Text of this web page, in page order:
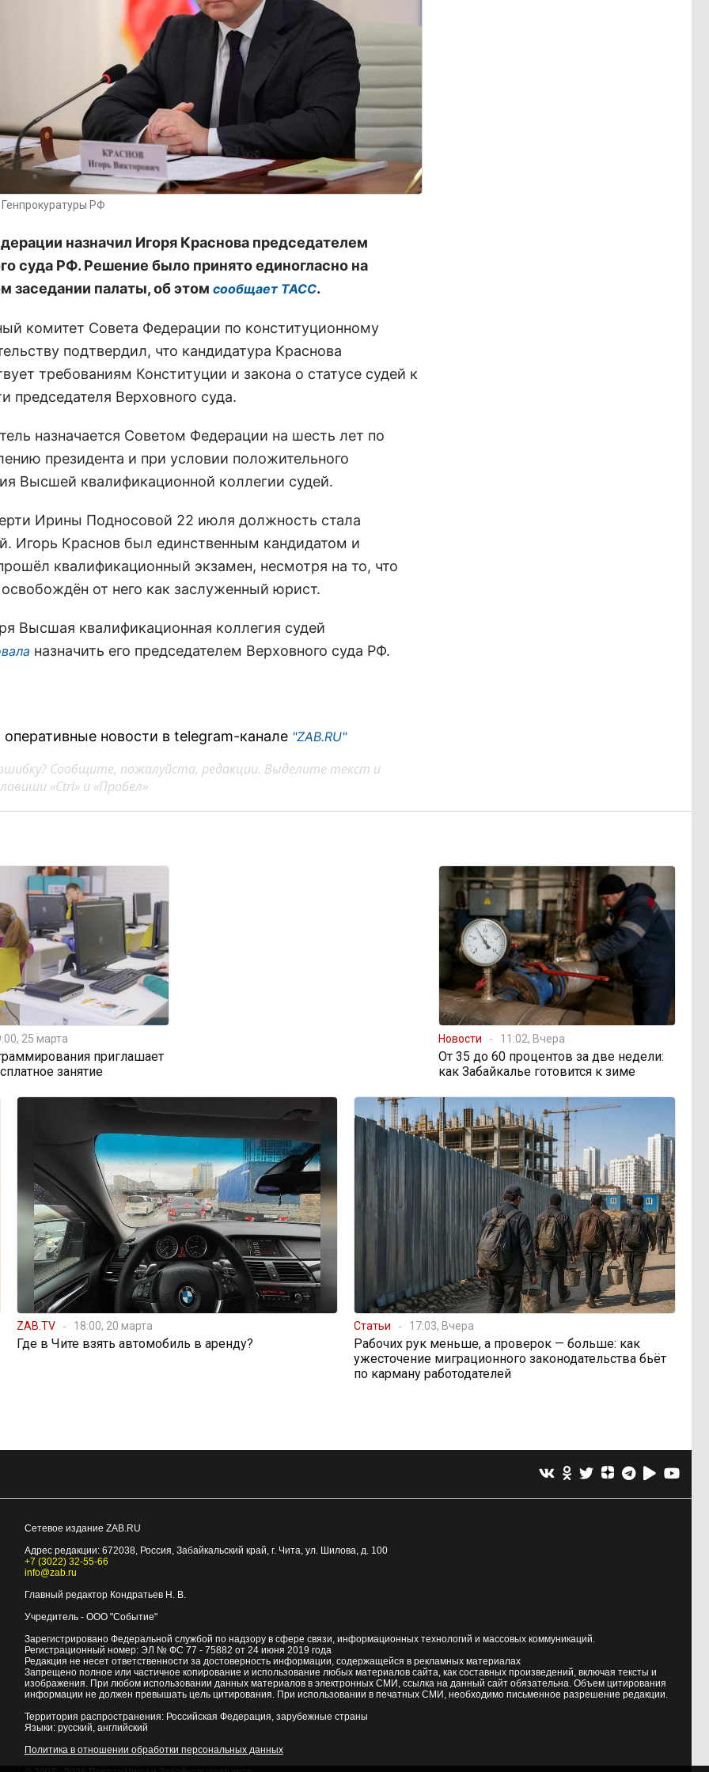
РФ
назначил Игоря Краснова председателем
суда РФ. Решение было принято единогласно на
заседании палаты, об этом сообщает ТАСС.
комитет Совета Федерации по конституционному
подтвердил, что кандидатура Краснова
требованиям Конституции и закона о статусе судей к
председателя Верховного суда.
назначается Советом Федерации на шесть лет по
президента и при условии положительного
Высшей квалификационной коллегии судей.
Ирины Подносовой 22 июля должность стала
Игорь Краснов был единственным кандидатом и
квалификационный экзамен, несмотря на то, что
от него как заслуженный юрист.
Высшая квалификационная коллегия судей
назначить его председателем Верховного суда РФ.
новости в telegram-канале "ZAB.RU"
Сообщите, пожалуйста, редакции. Выделите текст и
«Ctrl» и «Пробел»
25 марта
приглашает
занятие
Новости 11:02, Вчера
От 35 до 60 процентов за две недели:
как Забайкалье готовится к зиме
ZAB.TV 18:00, 20 марта
Где в Чите взять автомобиль в аренду?
Статьи 17:03, Вчера
Рабочих рук меньше, а проверок — больше: как
ужесточение миграционного законодательства бьёт
по карману работодателей
Сетевое издание ZAB.RU
Адрес редакции: 672038, Россия, Забайкальский край, г. Чита, ул. Шилова, д. 100
+7 (3022) 32-55-66
info@zab.ru
Главный редактор Кондратьев Н. В.
Учредитель - ООО "Событие"
Зарегистрировано Федеральной службой по надзору в сфере связи, информационных технологий и массовых коммуникаций.
Регистрационный номер: ЭЛ № ФС 77 - 75882 от 24 июня 2019 года
Редакция не несет ответственности за достоверность информации, содержащейся в рекламных материалах
Запрещено полное или частичное копирование и использование любых материалов сайта, как составных произведений, включая тексты и
изображения. При любом использовании данных материалов в электронных СМИ, ссылка на данный сайт обязательна. Объем цитирования
информации не должен превышать цель цитирования. При использовании в печатных СМИ, необходимо письменное разрешение редакции.
Территория распространения: Российская Федерация, зарубежные страны
Языки: русский, английский
Политика в отношении обработки персональных данных